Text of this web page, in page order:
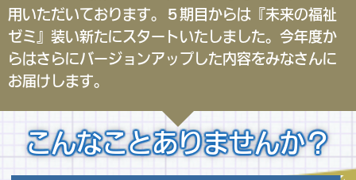
用いただいております。５期目からは『未来の福祉
ゼミ』装い新たにスタートいたしました。今年度か
らはさらにバージョンアップした内容をみなさんに
お届けします。
こんなことありませんか？